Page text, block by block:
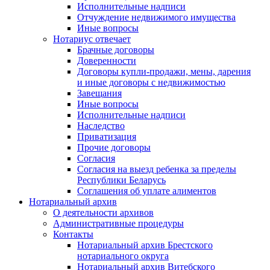
Исполнительные надписи
Отчуждение недвижимого имущества
Иные вопросы
Нотариус отвечает
Брачные договоры
Доверенности
Договоры купли-продажи, мены, дарения
и иные договоры с недвижимостью
Завещания
Иные вопросы
Исполнительные надписи
Наследство
Приватизация
Прочие договоры
Согласия
Согласия на выезд ребенка за пределы
Республики Беларусь
Соглашения об уплате алиментов
Нотариальный архив
О деятельности архивов
Административные процедуры
Контакты
Нотариальный архив Брестского
нотариального округа
Нотариальный архив Витебского